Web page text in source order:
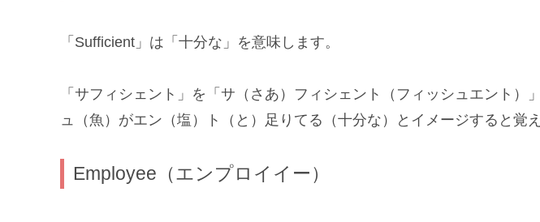
「Sufficient」は「十分な」を意味します。
「サフィシェント」を「サ（さあ）フィシェント（フィッシュエント）
ュ（魚）がエン（塩）ト（と）足りてる（十分な）とイメージすると覚
Employee（エンプロイイー）